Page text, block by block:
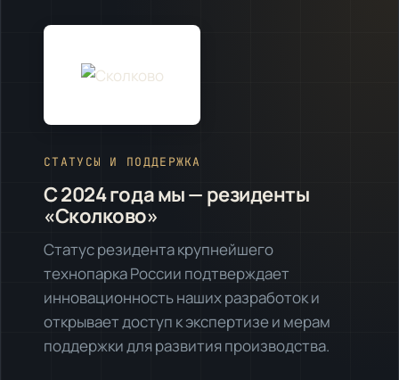
СТАТУСЫ И ПОДДЕРЖКА
С 2024 года мы — резиденты
«Сколково»
Статус резидента крупнейшего
технопарка России подтверждает
инновационность наших разработок и
открывает доступ к экспертизе и мерам
поддержки для развития производства.